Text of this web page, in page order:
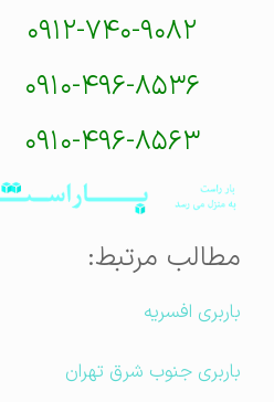
۰۹۱۲-۷۴۰-۹۰۸۲
۰۹۱۰-۴۹۶-۸۵۳۶
۰۹۱۰-۴۹۶-۸۵۶۳
مطالب مرتبط:
باربری افسریه
باربری جنوب شرق تهران